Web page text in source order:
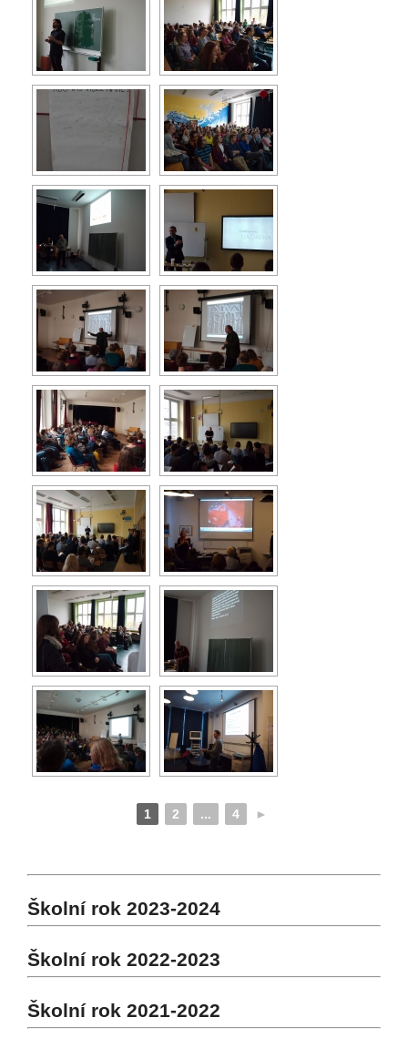
1 2 ... 4 ►
Školní rok 2023-2024
Školní rok 2022-2023
Školní rok 2021-2022